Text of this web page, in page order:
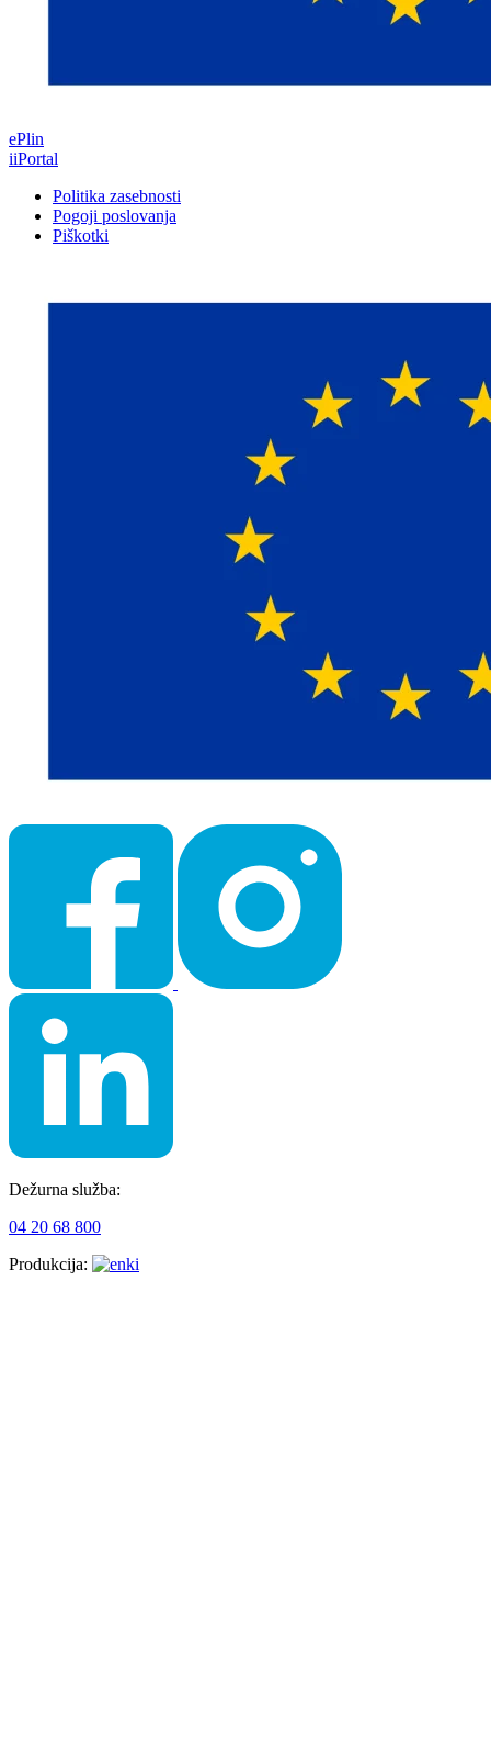
ePlin
iiPortal
Politika zasebnosti
Pogoji poslovanja
Piškotki
Dežurna služba:
04 20 68 800
Produkcija: